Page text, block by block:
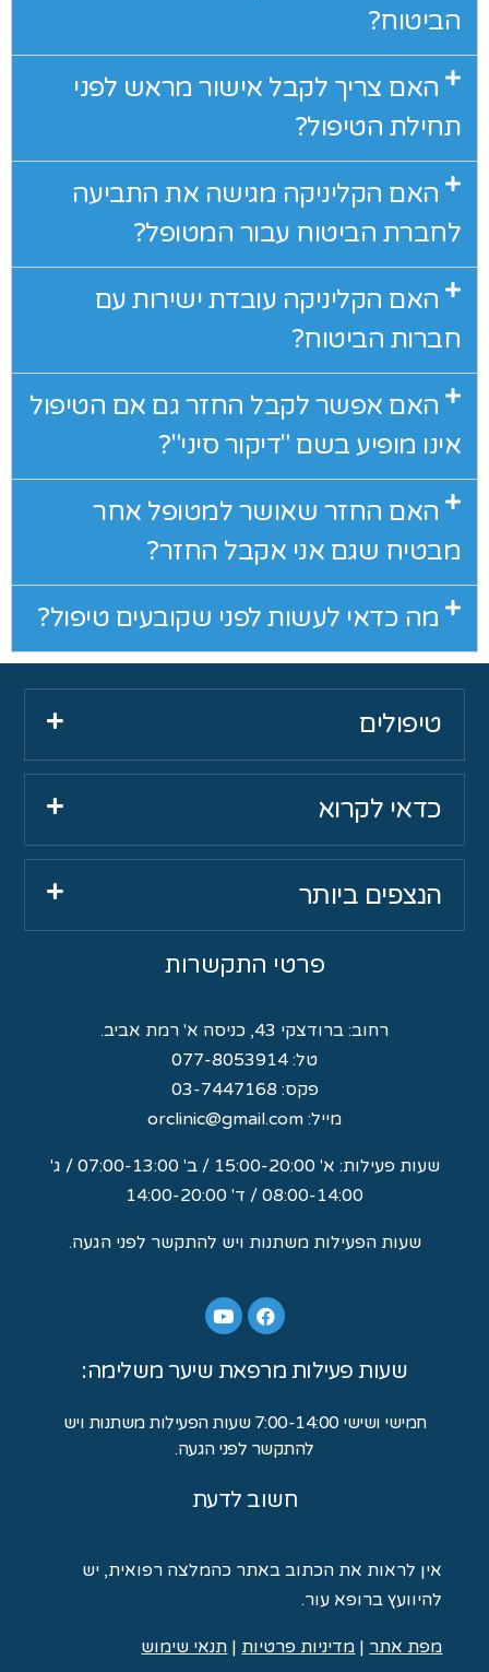
הביטוח?
האם צריך לקבל אישור מראש לפני
תחילת הטיפול?
האם הקליניקה מגישה את התביעה
לחברת הביטוח עבור המטופל?
האם הקליניקה עובדת ישירות עם
חברות הביטוח?
האם אפשר לקבל החזר גם אם הטיפול
אינו מופיע בשם "דיקור סיני"?
האם החזר שאושר למטופל אחר
מבטיח שגם אני אקבל החזר?
מה כדאי לעשות לפני שקובעים טיפול?
טיפולים
כדאי לקרוא
הנצפים ביותר
פרטי התקשרות
רחוב: ברודצקי 43, כניסה א' רמת אביב.
טל: 077-8053914
פקס: 03-7447168
מייל: orclinic@gmail.com
שעות פעילות: א' 15:00-20:00 / ב' 07:00-13:00 / ג'
08:00-14:00 / ד' 14:00-20:00
שעות הפעילות משתנות ויש להתקשר לפני הגעה.
שעות פעילות מרפאת שיער משלימה:
חמישי ושישי 7:00-14:00 שעות הפעילות משתנות ויש
להתקשר לפני הגעה.
חשוב לדעת
אין לראות את הכתוב באתר כהמלצה רפואית, יש
להיוועץ ברופא עור.
מפת אתר | מדיניות פרטיות | תנאי שימוש